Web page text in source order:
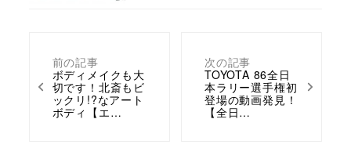
前の記事
ボディメイクも大
切です！北斎もビ
ックリ!?なアート
ボディ【エ…
次の記事
TOYOTA 86全日
本ラリー選手権初
登場の動画発見！
【全日…